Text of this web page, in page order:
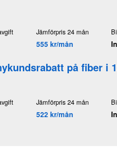
Jämförpris 24 mån
555 kr/mån
på fiber i
Jämförpris 24 mån
522 kr/mån